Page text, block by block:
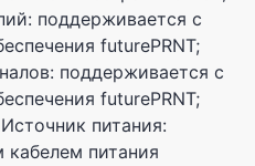
поддерживается с
futurePRNT;
поддерживается с
futurePRNT;
питания:
питания